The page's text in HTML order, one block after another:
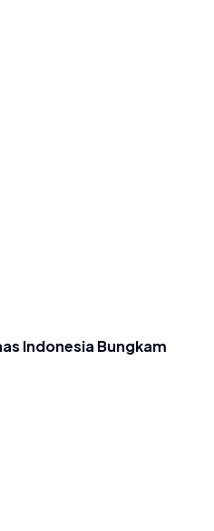
Indonesia Bungkam